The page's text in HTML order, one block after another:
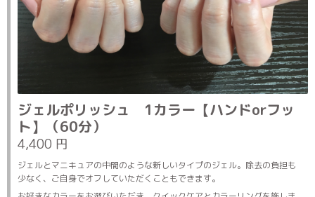
ジェルポリッシュ 1カラー【ハンドorフッ
ト】（60分）
4,400 円
ジェルとマニキュアの中間のような新しいタイプのジェル。除去の負担も
少なく、ご自身でオフしていただくこともできます。